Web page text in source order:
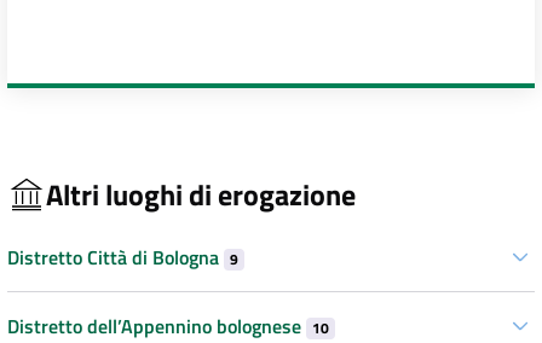
Altri luoghi di erogazione
Distretto Città di Bologna 9
Distretto dell’Appennino bolognese 10